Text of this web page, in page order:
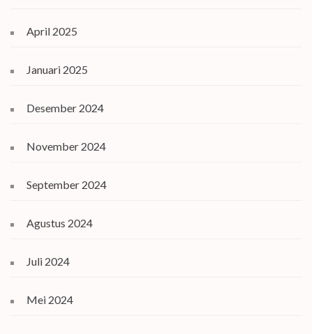
April 2025
Januari 2025
Desember 2024
November 2024
September 2024
Agustus 2024
Juli 2024
Mei 2024